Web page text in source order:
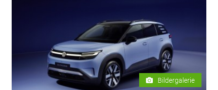
Bildergalerie